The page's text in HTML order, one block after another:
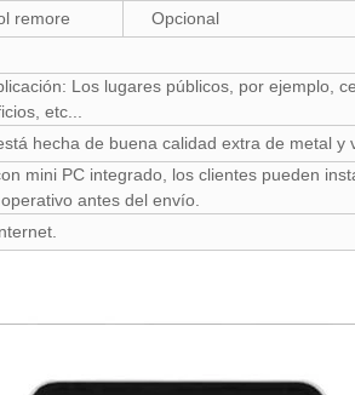
remore
Opcional
Los lugares públicos, por ejemplo,
etc...
hecha de buena calidad extra de metal y
mini PC integrado, los clientes pueden
antes del envío.